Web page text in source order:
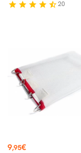
star star star star star_half20
Prix
9,95€